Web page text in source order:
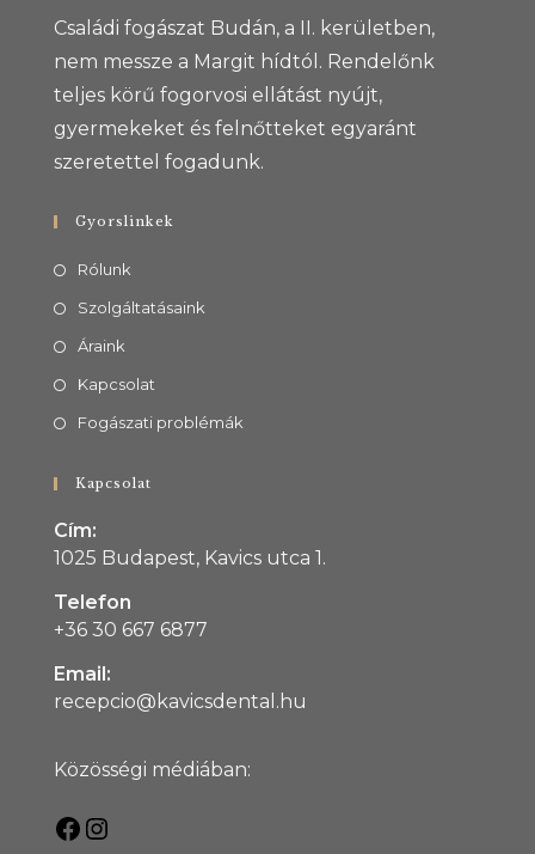
Családi fogászat Budán, a II. kerületben,
nem messze a Margit hídtól. Rendelőnk
teljes körű fogorvosi ellátást nyújt,
gyermekeket és felnőtteket egyaránt
szeretettel fogadunk.
Gyorslinkek
Rólunk
Szolgáltatásaink
Áraink
Kapcsolat
Fogászati problémák
Kapcsolat
Cím:
1025 Budapest, Kavics utca 1.
Telefon
+36 30 667 6877
Email:
recepcio@kavicsdental.hu
Közösségi médiában: